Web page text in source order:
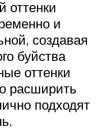
оттенки
и
создавая
буйства
оттенки
расширить
подходят